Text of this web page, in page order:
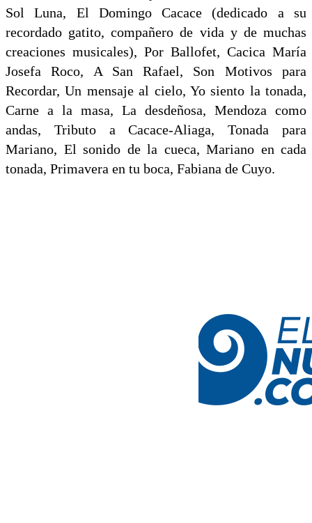
Sol Luna, El Domingo Cacace (dedicado a su
recordado gatito, compañero de vida y de muchas
creaciones musicales), Por Ballofet, Cacica María
Josefa Roco, A San Rafael, Son Motivos para
Recordar, Un mensaje al cielo, Yo siento la tonada,
Carne a la masa, La desdeñosa, Mendoza como
andas, Tributo a Cacace-Aliaga, Tonada para
Mariano, El sonido de la cueca, Mariano en cada
tonada, Primavera en tu boca, Fabiana de Cuyo.